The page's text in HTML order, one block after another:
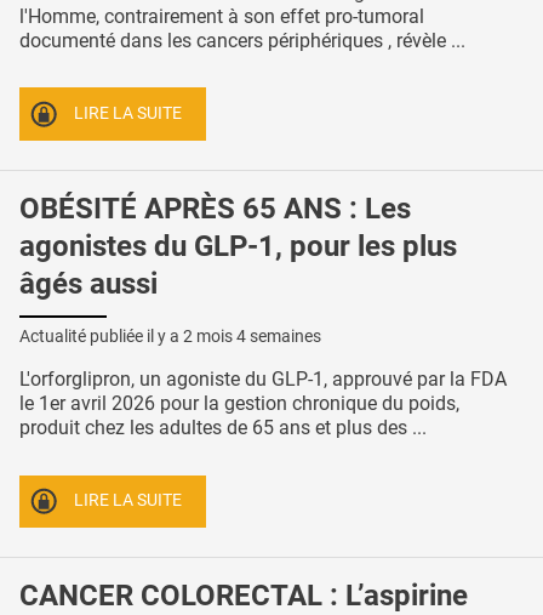
l'Homme, contrairement à son effet pro-tumoral
documenté dans les cancers périphériques , révèle ...
LIRE LA SUITE
OBÉSITÉ APRÈS 65 ANS : Les
agonistes du GLP-1, pour les plus
âgés aussi
Actualité publiée il y a 2 mois 4 semaines
L'orforglipron, un agoniste du GLP-1, approuvé par la FDA
le 1er avril 2026 pour la gestion chronique du poids,
produit chez les adultes de 65 ans et plus des ...
LIRE LA SUITE
CANCER COLORECTAL : L’aspirine